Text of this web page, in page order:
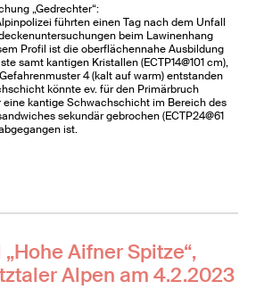
„Gedrechter“:
führten einen Tag nach dem Unfall
beim Lawinenhang
Profil ist die oberflächennahe Ausbildung
samt kantigen Kristallen (ECTP14@101 cm),
4 (kalt auf warm) entstanden
könnte ev. für den Primärbruch
kantige Schwachschicht im Bereich des
sekundär gebrochen (ECTP24@61
ist.
Aifner Spitze“,
Alpen am 4.2.2023